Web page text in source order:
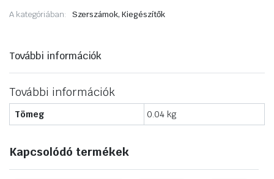
A kategóriában: Szerszámok, Kiegészítők
További információk
További információk
Tömeg 0.04 kg
Kapcsolódó termékek